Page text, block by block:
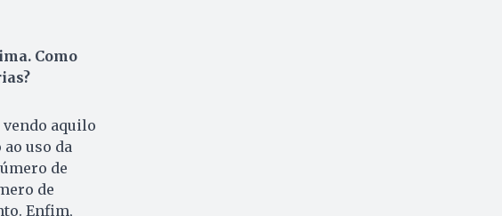
Como
vendo aquilo
uso da
de
de
Enfim,